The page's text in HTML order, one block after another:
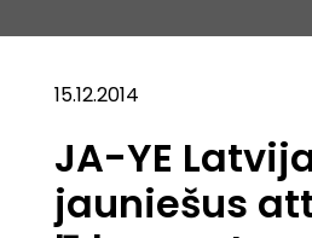
15.12.2014
JA-YE
jauniešus